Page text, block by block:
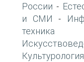
России -
и СМИ -
техника
Культурология